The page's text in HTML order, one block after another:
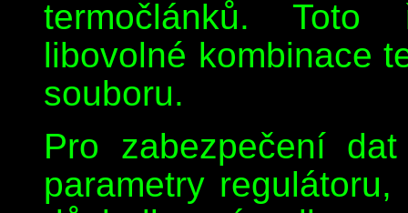
termočlánků. Toto
libovolné kombinace
souboru.
Pro zabezpečení
parametry